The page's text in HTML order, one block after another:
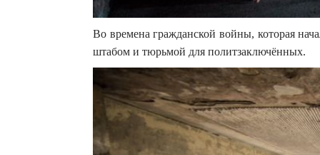
Во времена гражданской войны, которая
штабом и тюрьмой для политзаключённых.